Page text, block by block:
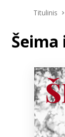
Leidiniai
Naujienos
Bibliotekoms
Titulinis
Šeima